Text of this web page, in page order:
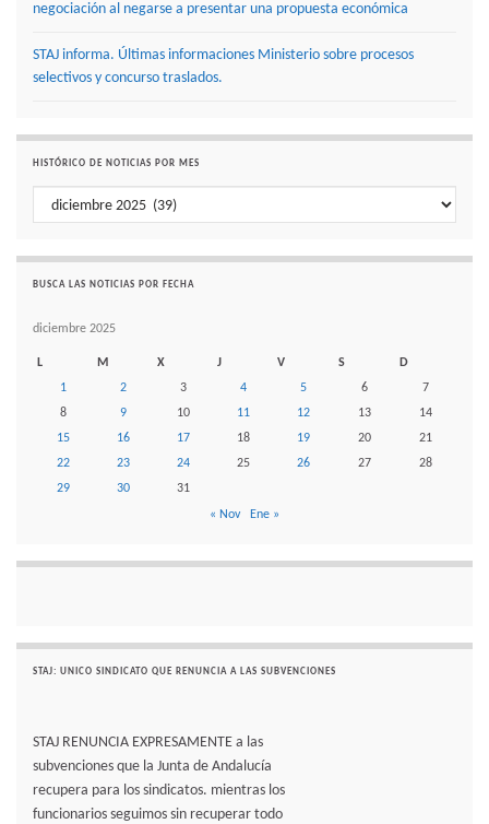
negociación al negarse a presentar una propuesta económica
STAJ informa. Últimas informaciones Ministerio sobre procesos
selectivos y concurso traslados.
HISTÓRICO DE NOTICIAS POR MES
Histórico de noticias por mes
BUSCA LAS NOTICIAS POR FECHA
diciembre 2025
L M X J V S
D
1
2 3 4 5 6
7
8
9 10 11 12 13
14
15
16 17 18 19 20
21
22
23 24 25 26 27
28
29
30
31
« Nov
Ene »
STAJ: UNICO SINDICATO QUE RENUNCIA A LAS SUBVENCIONES
STAJ RENUNCIA EXPRESAMENTE a las
subvenciones que la Junta de Andalucía
recupera para los sindicatos. mientras los
funcionarios seguimos sin recuperar todo